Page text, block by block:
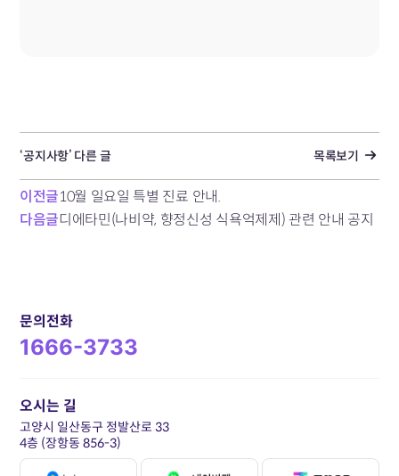
‘공지사항’ 다른 글 목록보기
이전글10월 일요일 특별 진료 안내.
다음글디에타민(나비약, 향정신성 식욕억제제) 관련 안내 공지
문의전화
1666-3733
오시는 길
고양시 일산동구 정발산로 33
4층 (장항동 856-3)